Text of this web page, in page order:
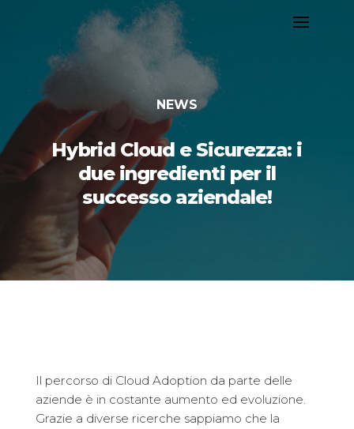
NEWS
Hybrid Cloud e Sicurezza: i
due ingredienti per il
successo aziendale!
Il percorso di Cloud Adoption da parte delle
aziende è in costante aumento ed evoluzione.
Grazie a diverse ricerche sappiamo che la